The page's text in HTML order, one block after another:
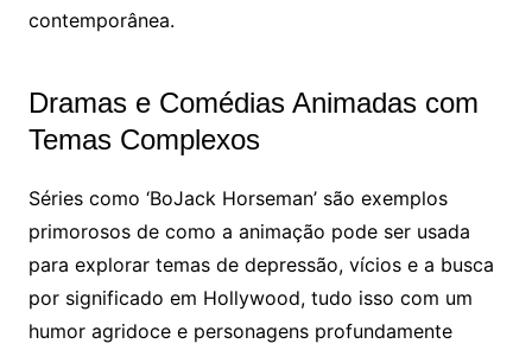
contemporânea.
Dramas e Comédias Animadas com
Temas Complexos
Séries como ‘BoJack Horseman’ são exemplos
primorosos de como a animação pode ser usada
para explorar temas de depressão, vícios e a busca
por significado em Hollywood, tudo isso com um
humor agridoce e personagens profundamente